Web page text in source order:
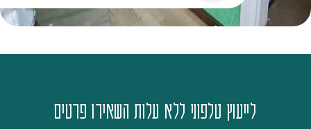
לייעוץ טלפוני ללא עלות השאירו פרטים